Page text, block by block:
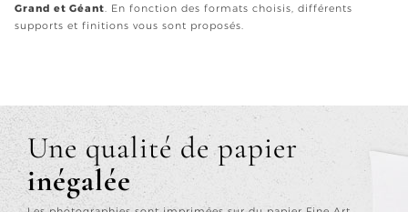
Grand et Géant. En fonction des formats choisis, différents
supports et finitions vous sont proposés.
Une qualité de papier
inégalée